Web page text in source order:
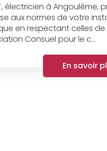
électricien à Angoulême,
aux normes de votre
en respectant celles de
Consuel pour le c...
En savoir